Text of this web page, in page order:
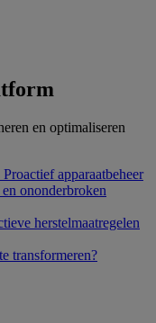
en optimaliseren
Proactief apparaatbeheer
ononderbroken
herstelmaatregelen
transformeren?